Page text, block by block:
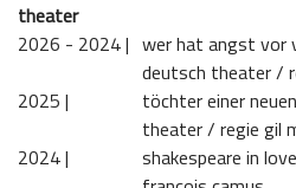
theater
2026 - 2024 | wer hat angst vor
deutsch theater /
2025 |
töchter einer
theater / regie gil
2024 |
shakespeare in